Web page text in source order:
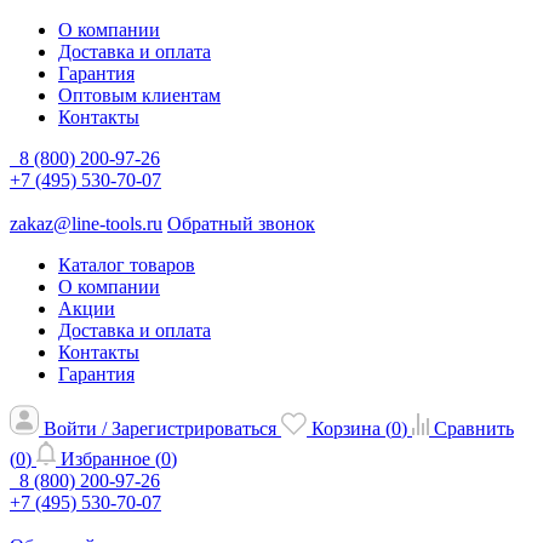
О компании
Доставка и оплата
Гарантия
Оптовым клиентам
Контакты
8 (800) 200-97-26
+7 (495) 530-70-07
zakaz@line-tools.ru Обратный звонок
Каталог товаров
О компании
Акции
Доставка и оплата
Контакты
Гарантия
Войти / Зарегистрироваться Корзина (0)
Сравнить
(0) Избранное (0)
8 (800) 200-97-26
+7 (495) 530-70-07